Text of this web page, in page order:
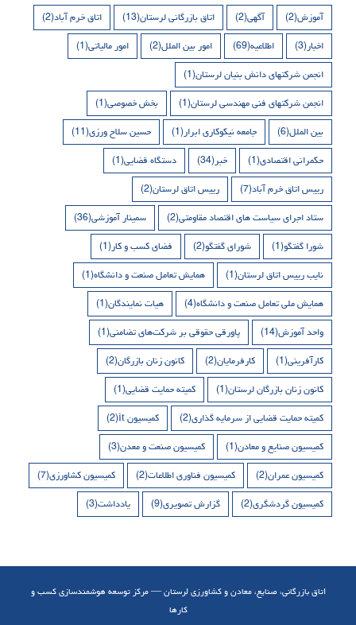
آموزش(2) آگهی(2) اتاق بازرگانی لرستان(13) اتاق خرم آباد(2)
اخبار(3) اطلاعیه(69) امور بین الملل(2) امور مالیاتی(1)
انجمن شرکتهای دانش بنیان لرستان(1)
انجمن شرکتهای فنی مهندسی لرستان(1) بخش خصوصی(1)
بین الملل(6) جامعه نیکوکاری ابرار(1) حسین سلاح ورزی(11)
حکمرانی اقتصادی(1) خبر(34) دستگاه قضایی(1)
رییس اتاق خرم آباد(7) رییس اتاق لرستان(2)
ستاد اجرای سیاست های اقتصاد مقاومتی(2) سمینار آموزشی(36)
شورا گفتگو(1) شورای گفتگو(2) فضای کسب و کار(1)
نایب رییس اتاق لرستان(1) همایش تعامل صنعت و دانشگاه(1)
همایش ملی تعامل صنعت و دانشگاه(4) هیات نمایندگان(1)
واحد آموزش(14) پاورقی حقوقی بر شرکت‌های تضامنی(1)
کارآفرینی(1) کارفرمایان(2) کانون زنان بازرگان(2)
کانون زنان بازرگان لرستان(1) کمیته حمایت قضایی(1)
کمیته حمایت قضایی از سرمایه گذاری(2) کمیسیون it (2)
کمیسیون صنایع و معادن(1) کمیسیون صنعت و معدن(3)
کمیسیون عمران(2) کمیسیون فناوری اطلاعات(2) کمیسیون کشاورزی(7)
کمیسیون گردشگری(2) گزارش تصویری(9) یادداشت(3)
اتاق بازرگانی، صنایع، معادن و کشاورزی لرستان — مرکز توسعه هوشمندسازی کسب و
کارها